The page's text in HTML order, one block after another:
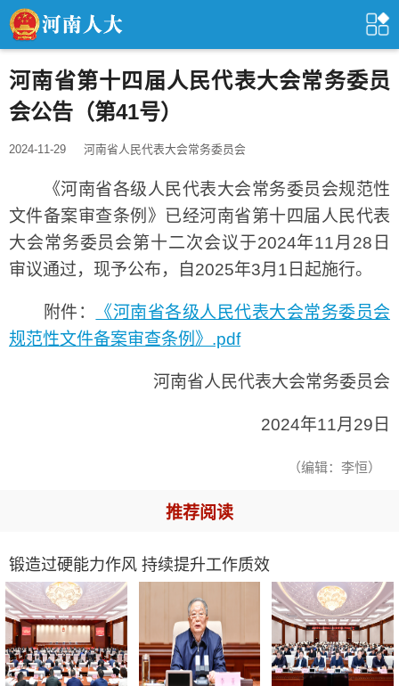
河南省第十四届人民代表大会常务委员
会公告（第41号）
2024-11-29 河南省人民代表大会常务委员会
《河南省各级人民代表大会常务委员会规范性
文件备案审查条例》已经河南省第十四届人民代表
大会常务委员会第十二次会议于2024年11月28日
审议通过，现予公布，自2025年3月1日起施行。
附件：
《河南省各级人民代表大会常务委员会
规范性文件备案审查条例》.pdf
河南省人民代表大会常务委员会
2024年11月29日
（编辑：李恒）
推荐阅读
锻造过硬能力作风 持续提升工作质效